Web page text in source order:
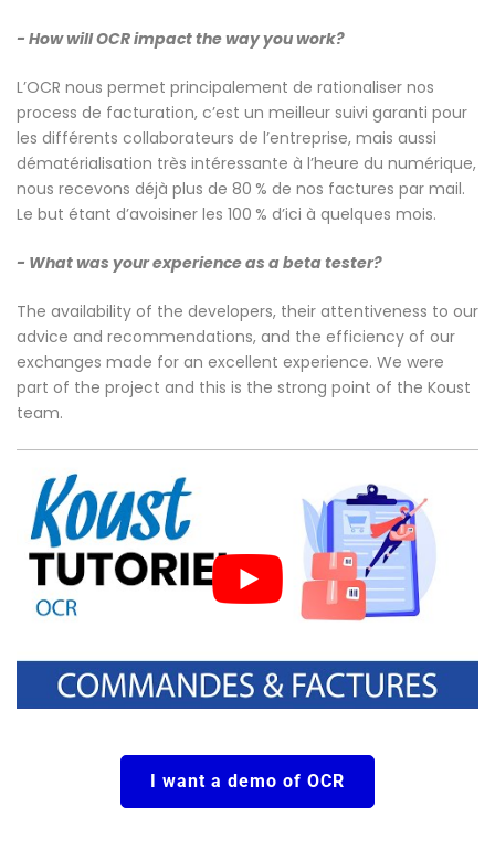
- How will OCR impact the way you work?
L’OCR nous permet principalement de rationaliser nos
process de facturation, c’est un meilleur suivi garanti pour
les différents collaborateurs de l’entreprise, mais aussi
dématérialisation très intéressante à l’heure du numérique,
nous recevons déjà plus de 80 % de nos factures par mail.
Le but étant d’avoisiner les 100 % d’ici à quelques mois.
- What was your experience as a beta tester?
The availability of the developers, their attentiveness to our
advice and recommendations, and the efficiency of our
exchanges made for an excellent experience. We were
part of the project and this is the strong point of the Koust
team.
I want a demo of OCR